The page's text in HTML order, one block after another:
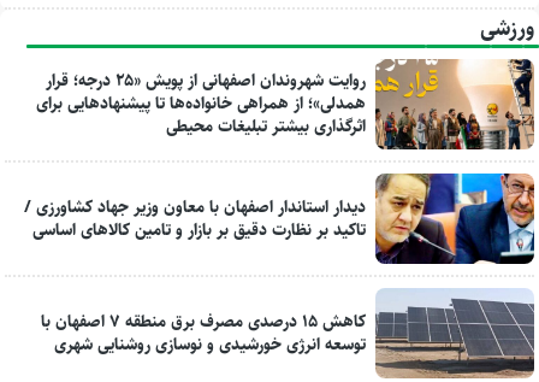
ورزشی
روایت شهروندان اصفهانی از پویش «۲۵ درجه؛ قرار
همدلی»؛ از همراهی خانواده‌ها تا پیشنهادهایی برای
اثرگذاری بیشتر تبلیغات محیطی
دیدار استاندار اصفهان با معاون وزیر جهاد کشاورزی /
تاکید بر نظارت دقیق بر بازار و تامین کالاهای اساسی
کاهش ۱۵ درصدی مصرف برق منطقه ۷ اصفهان با
توسعه انرژی خورشیدی و نوسازی روشنایی شهری